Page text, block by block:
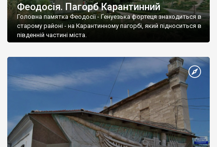
Феодосія. Пагорб Карантинний
Головна памятка Феодосії - Генуезька фортеця знаходиться в
старому районі - на Карантинному пагорбі, який підноситься в
південній частині міста.